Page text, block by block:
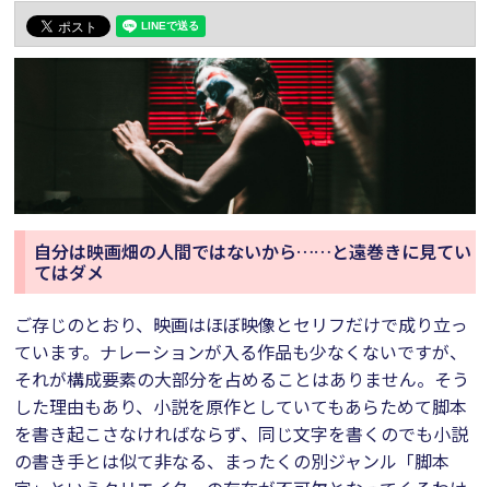
自分は映画畑の人間ではないから……と遠巻きに見てい
てはダメ
ご存じのとおり、映画はほぼ映像とセリフだけで成り立っ
ています。ナレーションが入る作品も少なくないですが、
それが構成要素の大部分を占めることはありません。そう
した理由もあり、小説を原作としていてもあらためて脚本
を書き起こさなければならず、同じ文字を書くのでも小説
の書き手とは似て非なる、まったくの別ジャンル「脚本